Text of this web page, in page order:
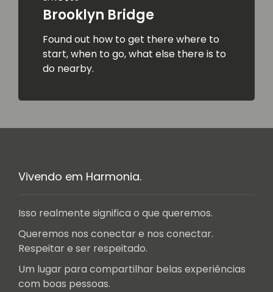
Brooklyn Bridge
Found out how to get there where to
start, when to go, what else there is to
do nearby.
Vivendo em Harmonia.
Isso realmente significa o que queremos.
Queremos nos conectar e nos conectar.
Respeitar e ser respeitado.
Um lugar para compartilhar belas experiências
com boas pessoas.